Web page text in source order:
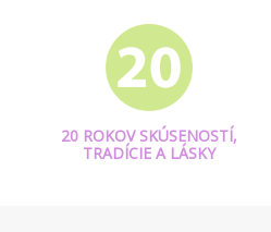
20 ROKOV SKÚSENOSTÍ,
TRADÍCIE A LÁSKY